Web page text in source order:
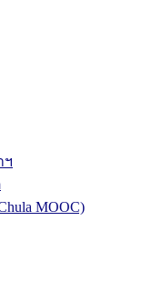
ฯ
MOOC)